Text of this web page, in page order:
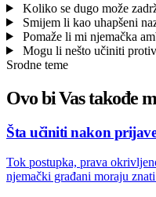
Koliko se dugo može
Smijem li kao uhapšeni
Pomaže li mi njemačka
Mogu li nešto učiniti
Srodne teme
Ovo bi Vas takođe
Šta učiniti nakon
Tok postupka, prava
njemački građani moraju